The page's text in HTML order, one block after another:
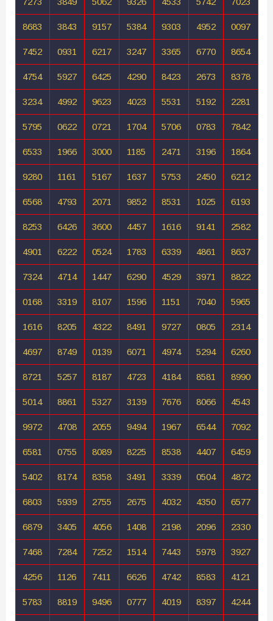
8683 3843 9157 5384 9303 4952 0097
7452 0931 6217 3247 3365 6770 8654
4754 5927 6425 4290 8423 2673 8378
3234 4992 9623 4023 5531 5192 2281
5795 0622 0721 1704 5706 0783 7842
6533 1966 3000 1185 2471 3196 1864
9280 1161 5167 1637 5753 2450 6212
6568 4793 2071 9852 8531 1025 6193
8253 6426 3600 4457 1616 9141 2582
4901 6222 0524 1783 6339 4861 8637
7324 4714 1447 6290 4529 3971 8822
0168 3319 8107 1596 1151 7040 5965
1616 8205 4322 8491 9727 0805 2314
4697 8749 0139 6071 4974 5294 6260
8721 5257 8187 4723 4184 8581 8990
5014 8861 5327 3139 7676 8066 4543
9972 4708 2055 9494 1967 6544 7092
6581 0755 8089 8225 8538 4407 6459
5402 8174 8358 3491 3339 0504 4872
6803 5939 2755 2675 4032 4350 6577
6879 3405 4056 1408 2198 2096 2330
7468 7284 7252 1514 7443 5978 3927
4256 1126 7411 6626 4742 8583 4121
5783 8819 9496 0777 4019 8397 4244